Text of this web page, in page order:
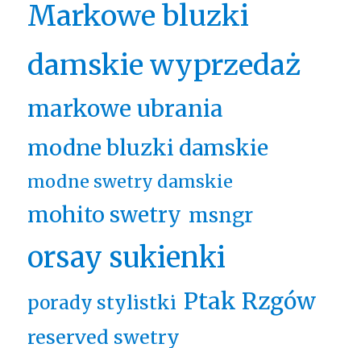
Markowe bluzki
damskie wyprzedaż
markowe ubrania
modne bluzki damskie
modne swetry damskie
mohito swetry msngr
orsay sukienki
porady stylistki Ptak Rzgów
reserved swetry